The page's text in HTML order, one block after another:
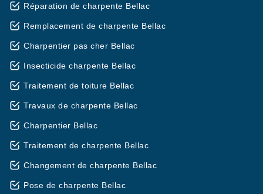
Réparation de charpente Bellac
Remplacement de charpente Bellac
Charpentier pas cher Bellac
Insecticide charpente Bellac
Traitement de toiture Bellac
Travaux de charpente Bellac
Charpentier Bellac
Traitement de charpente Bellac
Changement de charpente Bellac
Pose de charpente Bellac